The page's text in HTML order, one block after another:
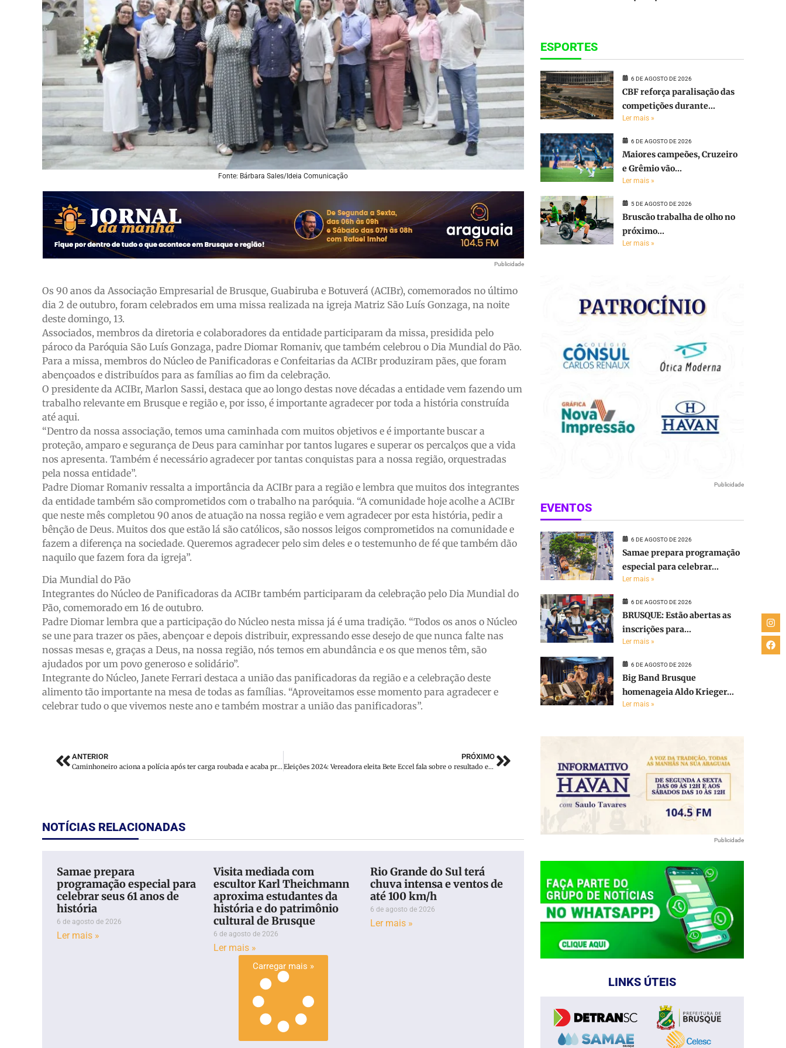
Fonte: Bárbara Sales/Ideia Comunicação
Publicidade
Os 90 anos da Associação Empresarial de Brusque, Guabiruba e Botuverá (ACIBr), comemorados no último
dia 2 de outubro, foram celebrados em uma missa realizada na igreja Matriz São Luís Gonzaga, na noite
deste domingo, 13.
Associados, membros da diretoria e colaboradores da entidade participaram da missa, presidida pelo
pároco da Paróquia São Luís Gonzaga, padre Diomar Romaniv, que também celebrou o Dia Mundial do Pão.
Para a missa, membros do Núcleo de Panificadoras e Confeitarias da ACIBr produziram pães, que foram
abençoados e distribuídos para as famílias ao fim da celebração.
O presidente da ACIBr, Marlon Sassi, destaca que ao longo destas nove décadas a entidade vem fazendo um
trabalho relevante em Brusque e região e, por isso, é importante agradecer por toda a história construída
até aqui.
“Dentro da nossa associação, temos uma caminhada com muitos objetivos e é importante buscar a
proteção, amparo e segurança de Deus para caminhar por tantos lugares e superar os percalços que a vida
nos apresenta. Também é necessário agradecer por tantas conquistas para a nossa região, orquestradas
pela nossa entidade”.
Padre Diomar Romaniv ressalta a importância da ACIBr para a região e lembra que muitos dos integrantes
da entidade também são comprometidos com o trabalho na paróquia. “A comunidade hoje acolhe a ACIBr
que neste mês completou 90 anos de atuação na nossa região e vem agradecer por esta história, pedir a
bênção de Deus. Muitos dos que estão lá são católicos, são nossos leigos comprometidos na comunidade e
fazem a diferença na sociedade. Queremos agradecer pelo sim deles e o testemunho de fé que também dão
naquilo que fazem fora da igreja”.
Dia Mundial do Pão
Integrantes do Núcleo de Panificadoras da ACIBr também participaram da celebração pelo Dia Mundial do
Pão, comemorado em 16 de outubro.
Padre Diomar lembra que a participação do Núcleo nesta missa já é uma tradição. “Todos os anos o Núcleo
se une para trazer os pães, abençoar e depois distribuir, expressando esse desejo de que nunca falte nas
nossas mesas e, graças a Deus, na nossa região, nós temos em abundância e os que menos têm, são
ajudados por um povo generoso e solidário”.
Integrante do Núcleo, Janete Ferrari destaca a união das panificadoras da região e a celebração deste
alimento tão importante na mesa de todas as famílias. “Aproveitamos esse momento para agradecer e
celebrar tudo o que vivemos neste ano e também mostrar a união das panificadoras”.
ANTERIOR
Caminhoneiro aciona a polícia após ter carga roubada e acaba preso no Norte de SC
PRÓXIMO
Eleições 2024: Vereadora eleita Bete Eccel fala sobre o resultado e suas expectativas para o novo mandato
NOTÍCIAS RELACIONADAS
Samae prepara
programação especial para
celebrar seus 61 anos de
história
6 de agosto de 2026
Ler mais »
Visita mediada com
escultor Karl Theichmann
aproxima estudantes da
história e do patrimônio
cultural de Brusque
6 de agosto de 2026
Ler mais »
Rio Grande do Sul terá
chuva intensa e ventos de
até 100 km/h
6 de agosto de 2026
Ler mais »
Carregar mais »
ESPORTES
6 DE AGOSTO DE 2026
CBF reforça paralisação das
competições durante...
Ler mais »
6 DE AGOSTO DE 2026
Maiores campeões, Cruzeiro
e Grêmio vão...
Ler mais »
5 DE AGOSTO DE 2026
Bruscão trabalha de olho no
próximo...
Ler mais »
Publicidade
EVENTOS
6 DE AGOSTO DE 2026
Samae prepara programação
especial para celebrar...
Ler mais »
6 DE AGOSTO DE 2026
BRUSQUE: Estão abertas as
inscrições para...
Ler mais »
6 DE AGOSTO DE 2026
Big Band Brusque
homenageia Aldo Krieger...
Ler mais »
Publicidade
LINKS ÚTEIS